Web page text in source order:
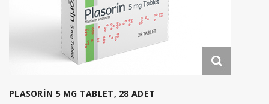
PLASORİN 5 MG TABLET, 28 ADET